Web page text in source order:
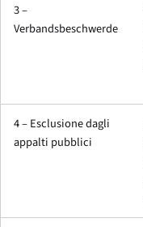
3 –
Verbandsbeschwerde
4 – Esclusione dagli
appalti pubblici